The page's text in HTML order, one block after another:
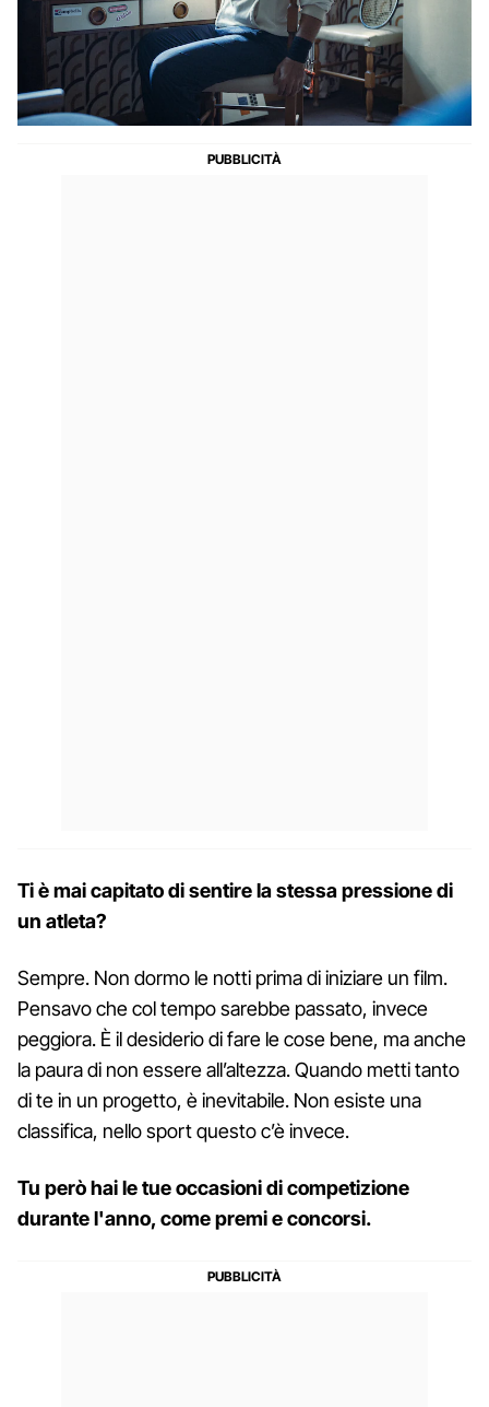
Ti è mai capitato di sentire la stessa pressione di
un atleta?
Sempre. Non dormo le notti prima di iniziare un film.
Pensavo che col tempo sarebbe passato, invece
peggiora. È il desiderio di fare le cose bene, ma anche
la paura di non essere all’altezza. Quando metti tanto
di te in un progetto, è inevitabile. Non esiste una
classifica, nello sport questo c’è invece.
Tu però hai le tue occasioni di competizione
durante l'anno, come premi e concorsi.